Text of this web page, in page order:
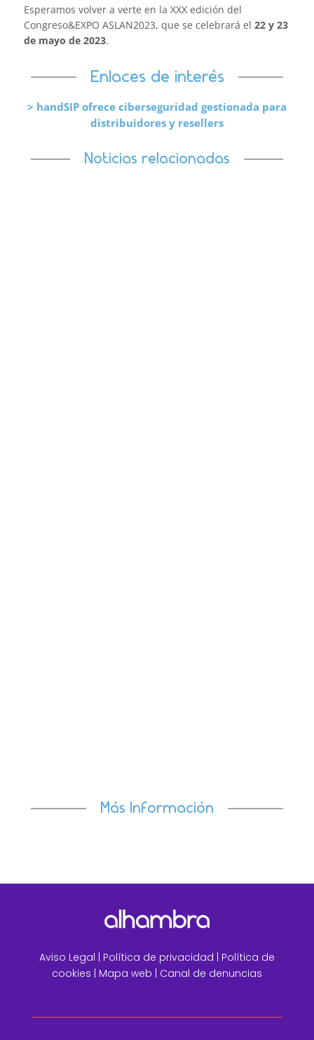
Esperamos volver a verte en la XXX edición del
Congreso&EXPO ASLAN2023, que se celebrará el 22 y 23
de mayo de 2023.
Enlaces de interés
> handSIP ofrece ciberseguridad gestionada para
distribuidores y resellers
Noticias relacionadas
Más Información
Aviso Legal Política de privacidad | Política de
cookies | Mapa web Canal de denuncias